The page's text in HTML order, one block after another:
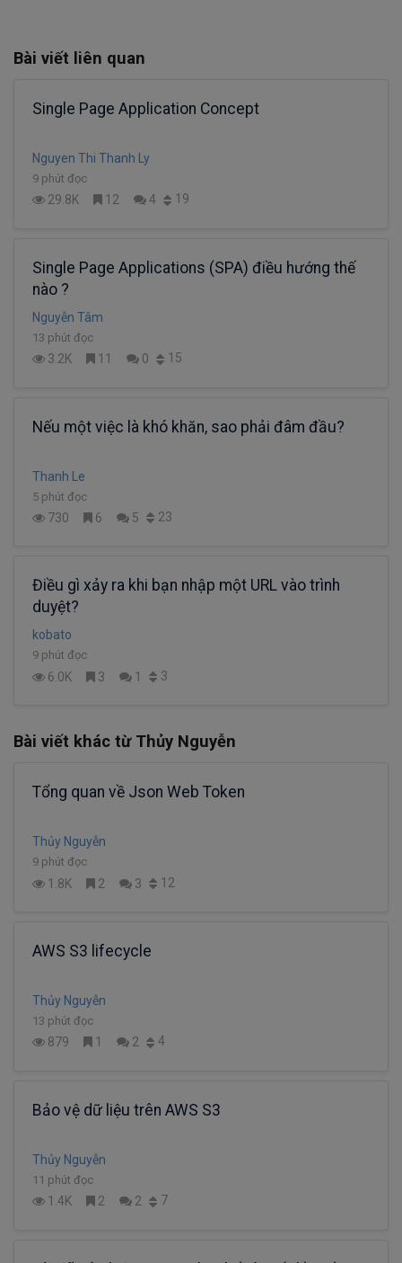
Bài viết liên quan
Single Page Application Concept
Nguyen Thi Thanh Ly
9 phút đọc
29.8K 12 4 19
Single Page Applications (SPA) điều hướng thế
nào ?
Nguyễn Tâm
13 phút đọc
3.2K 11 0 15
Nếu một việc là khó khăn, sao phải đâm đầu?
Thanh Le
5 phút đọc
730 6 5 23
Điều gì xảy ra khi bạn nhập một URL vào trình
duyệt?
kobato
9 phút đọc
6.0K 3 1 3
Bài viết khác từ Thủy Nguyễn
Tổng quan về Json Web Token
Thủy Nguyễn
9 phút đọc
1.8K 2 3 12
AWS S3 lifecycle
Thủy Nguyễn
13 phút đọc
879 1 2 4
Bảo vệ dữ liệu trên AWS S3
Thủy Nguyễn
11 phút đọc
1.4K 2 2 7